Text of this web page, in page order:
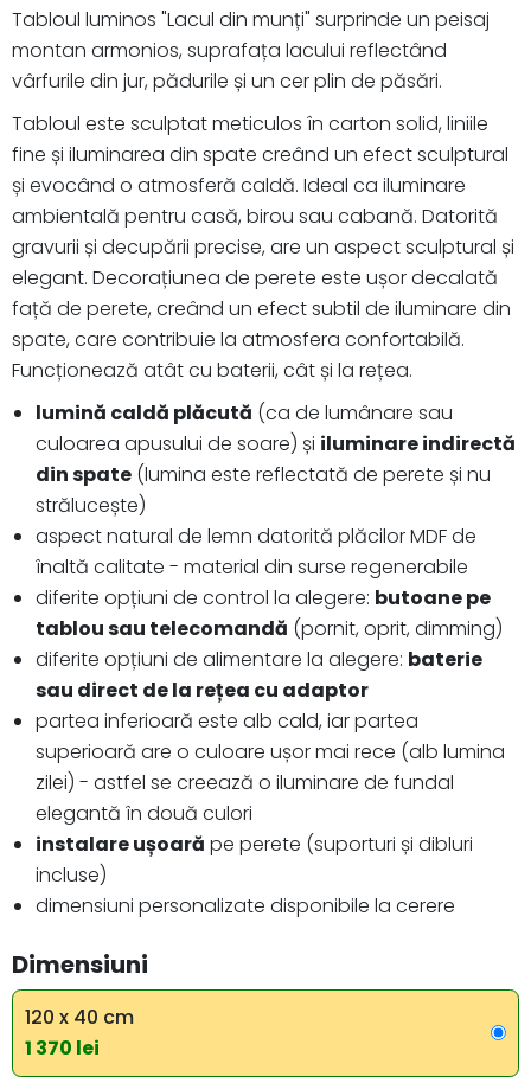
Tabloul luminos "Lacul din munți" surprinde un peisaj
montan armonios, suprafața lacului reflectând
vârfurile din jur, pădurile și un cer plin de păsări.
Tabloul este sculptat meticulos în carton solid, liniile
fine și iluminarea din spate creând un efect sculptural
și evocând o atmosferă caldă. Ideal ca iluminare
ambientală pentru casă, birou sau cabană. Datorită
gravurii și decupării precise, are un aspect sculptural și
elegant. Decorațiunea de perete este ușor decalată
față de perete, creând un efect subtil de iluminare din
spate, care contribuie la atmosfera confortabilă.
Funcționează atât cu baterii, cât și la rețea.
lumină caldă plăcută (ca de lumânare sau
culoarea apusului de soare) și iluminare indirectă
din spate (lumina este reflectată de perete și nu
strălucește)
aspect natural de lemn datorită plăcilor MDF de
înaltă calitate - material din surse regenerabile
diferite opțiuni de control la alegere: butoane pe
tablou sau telecomandă (pornit, oprit, dimming)
diferite opțiuni de alimentare la alegere: baterie
sau direct de la rețea cu adaptor
partea inferioară este alb cald, iar partea
superioară are o culoare ușor mai rece (alb lumina
zilei) - astfel se creează o iluminare de fundal
elegantă în două culori
instalare ușoară pe perete (suporturi și dibluri
incluse)
dimensiuni personalizate disponibile la cerere
Dimensiuni
120 x 40 cm
1 370 lei